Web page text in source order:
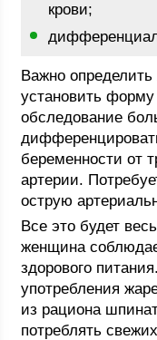
крови;
Важно определить
установить
обследование
беременности от
артерии.
острую
Все это будет
женщина
здорового
употребления
из рациона
потреблять